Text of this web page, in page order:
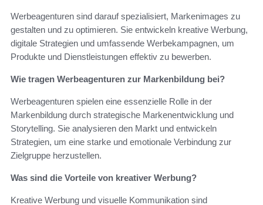
Werbeagenturen sind darauf spezialisiert, Markenimages zu
gestalten und zu optimieren. Sie entwickeln kreative Werbung,
digitale Strategien und umfassende Werbekampagnen, um
Produkte und Dienstleistungen effektiv zu bewerben.
Wie tragen Werbeagenturen zur Markenbildung bei?
Werbeagenturen spielen eine essenzielle Rolle in der
Markenbildung durch strategische Markenentwicklung und
Storytelling. Sie analysieren den Markt und entwickeln
Strategien, um eine starke und emotionale Verbindung zur
Zielgruppe herzustellen.
Was sind die Vorteile von kreativer Werbung?
Kreative Werbung und visuelle Kommunikation sind